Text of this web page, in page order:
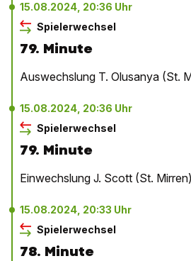
15.08.2024, 20:36 Uhr
Spielerwechsel
79. Minute
Auswechslung T. Olusanya (St.
15.08.2024, 20:36 Uhr
Spielerwechsel
79. Minute
Einwechslung J. Scott (St. Mirren)
15.08.2024, 20:33 Uhr
Spielerwechsel
78. Minute